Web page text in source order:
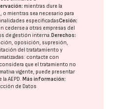
mientras dure la
o mientras sea necesario para
especificadasCesión:
cederse a otras empresas del
de gestión interna.Derechos:
oposición, supresión,
del tratatamiento y
contacte con
considera que el tratamiento no
vigente, puede presentar
laAEPD .Más información:
de Datos